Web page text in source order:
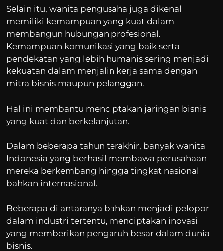
Selain itu, wanita pengusaha juga dikenal
memiliki kemampuan yang kuat dalam
membangun hubungan profesional.
Kemampuan komunikasi yang baik serta
pendekatan yang lebih humanis sering menjadi
kekuatan dalam menjalin kerja sama dengan
mitra bisnis maupun pelanggan.
Hal ini membantu menciptakan jaringan bisnis
yang kuat dan berkelanjutan.
Dalam beberapa tahun terakhir, banyak wanita
Indonesia yang berhasil membawa perusahaan
mereka berkembang hingga tingkat nasional
bahkan internasional.
Beberapa di antaranya bahkan menjadi pelopor
dalam industri tertentu, menciptakan inovasi
yang memberikan pengaruh besar dalam dunia
bisnis.